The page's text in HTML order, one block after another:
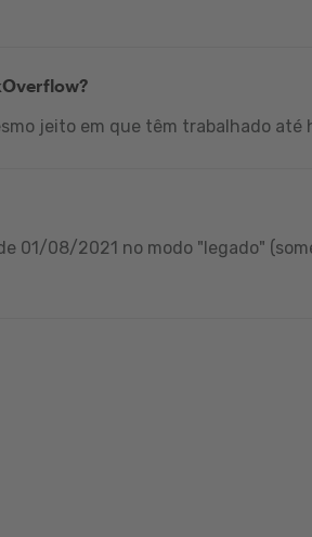
jeito em que têm trabalhado até
01/08/2021 no modo "legado"